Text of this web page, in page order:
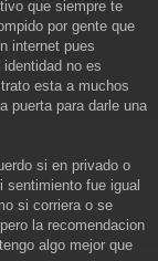
que siempre te
por gente que
internet pues
no es
esta a muchos
puerta para darle una
si en privado o
fue igual
si corriera o se
la recomendacion
algo mejor que